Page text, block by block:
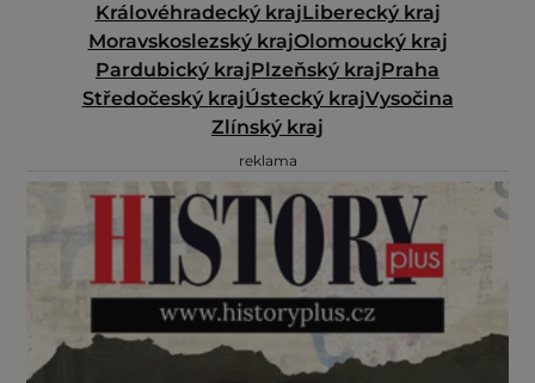
Královéhradecký krajLiberecký kraj
Moravskoslezský krajOlomoucký kraj
Pardubický krajPlzeňský krajPraha
Středočeský krajÚstecký krajVysočina
Zlínský kraj
reklama